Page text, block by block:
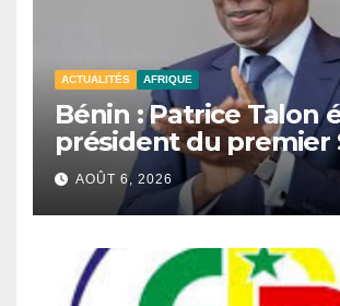
ACTUALITÉS AFRIQUE
Bénin : Patrice Talon
président du premier
de l’histoire du pays.
AOÛT 6, 2026